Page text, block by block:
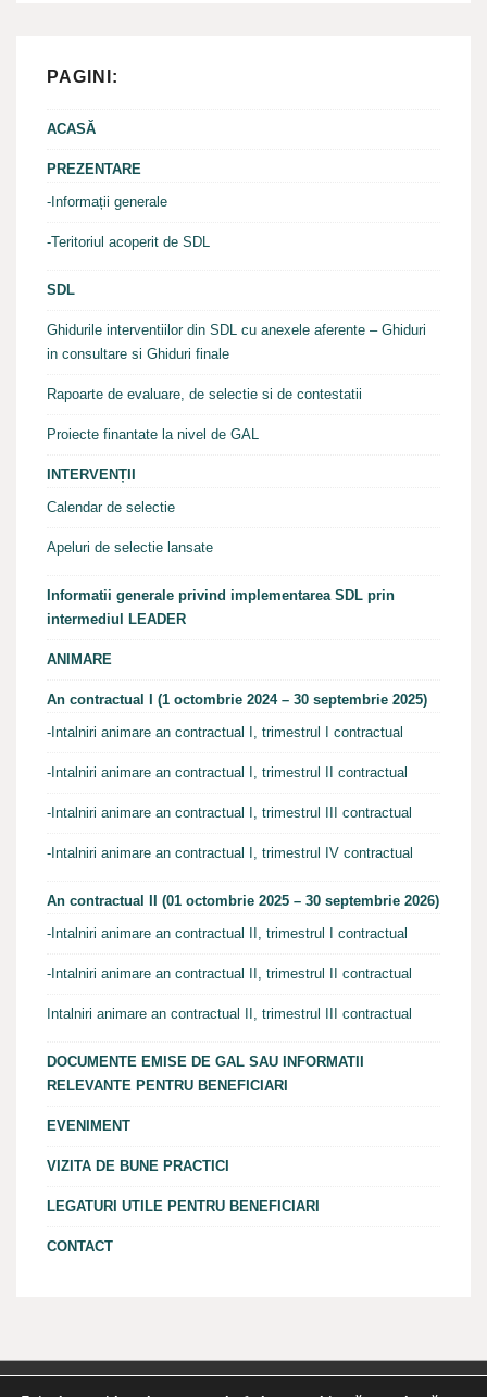
PAGINI:
ACASĂ
PREZENTARE
-Informații generale
-Teritoriul acoperit de SDL
SDL
Ghidurile interventiilor din SDL cu anexele aferente – Ghiduri
in consultare si Ghiduri finale
Rapoarte de evaluare, de selectie si de contestatii
Proiecte finantate la nivel de GAL
INTERVENȚII
Calendar de selectie
Apeluri de selectie lansate
Informatii generale privind implementarea SDL prin
intermediul LEADER
ANIMARE
An contractual I (1 octombrie 2024 – 30 septembrie 2025)
-Intalniri animare an contractual I, trimestrul I contractual
-Intalniri animare an contractual I, trimestrul II contractual
-Intalniri animare an contractual I, trimestrul III contractual
-Intalniri animare an contractual I, trimestrul IV contractual
An contractual II (01 octombrie 2025 – 30 septembrie 2026)
-Intalniri animare an contractual II, trimestrul I contractual
-Intalniri animare an contractual II, trimestrul II contractual
Intalniri animare an contractual II, trimestrul III contractual
DOCUMENTE EMISE DE GAL SAU INFORMATII
RELEVANTE PENTRU BENEFICIARI
EVENIMENT
VIZITA DE BUNE PRACTICI
LEGATURI UTILE PENTRU BENEFICIARI
CONTACT